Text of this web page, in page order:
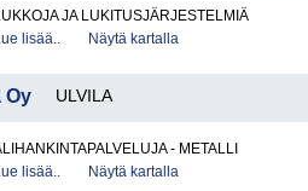
JA LUKITUSJÄRJESTELMIÄ
lisää..
Näytä kartalla
Oy ULVILA
- METALLI
lisää..
Näytä kartalla